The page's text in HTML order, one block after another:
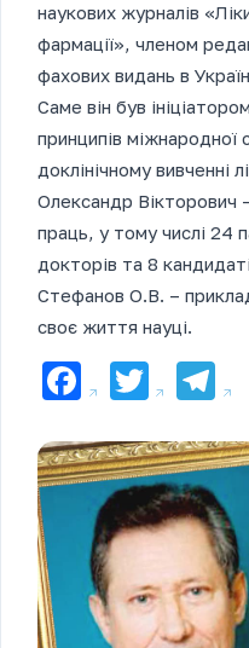
наукових журналів
фармації», членом
фахових видань в
Саме він був
принципів міжнародної
доклінічному вивченні
Олександр Вікторович
праць, у тому числі 24
докторів та 8
Стефанов О.В. –
своє життя науці.
Facebook